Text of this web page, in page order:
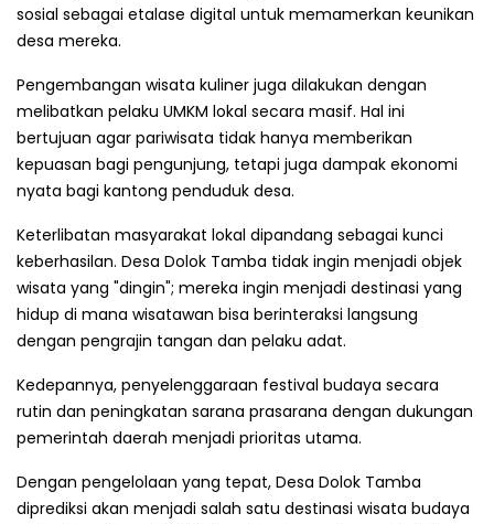
sosial sebagai etalase digital untuk memamerkan keunikan
desa mereka.
Pengembangan wisata kuliner juga dilakukan dengan
melibatkan pelaku UMKM lokal secara masif. Hal ini
bertujuan agar pariwisata tidak hanya memberikan
kepuasan bagi pengunjung, tetapi juga dampak ekonomi
nyata bagi kantong penduduk desa.
Keterlibatan masyarakat lokal dipandang sebagai kunci
keberhasilan. Desa Dolok Tamba tidak ingin menjadi objek
wisata yang "dingin"; mereka ingin menjadi destinasi yang
hidup di mana wisatawan bisa berinteraksi langsung
dengan pengrajin tangan dan pelaku adat.
Kedepannya, penyelenggaraan festival budaya secara
rutin dan peningkatan sarana prasarana dengan dukungan
pemerintah daerah menjadi prioritas utama.
Dengan pengelolaan yang tepat, Desa Dolok Tamba
diprediksi akan menjadi salah satu destinasi wisata budaya